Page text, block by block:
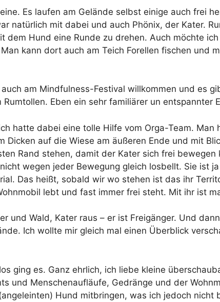
Es laufen am Gelände selbst einige auch frei
natürlich mit dabei und auch Phönix, der Kater.
dem Hund eine Runde zu drehen. Auch möchte
kann dort auch am Teich Forellen fischen und
am Mindfulness-Festival willkommen und es
Eben ein sehr familiärer un entspannter
hatte dabei eine tolle Hilfe vom Orga-Team.
Dicken auf die Wiese am äußeren Ende und mit
Rand stehen, damit der Kater sich frei
wegen jeder Bewegung gleich losbellt. Sie ist
Das heißt, sobald wir wo stehen ist das ihr
lebt und fast immer frei steht. Mit ihr ist
und Wald, Kater raus – er ist Freigänger. Und
Ich wollte mir gleich mal einen Überblick
ging es. Ganz ehrlich, ich liebe kleine
und Menschenaufläufe, Gedränge und der
Hund mitbringen, was ich jedoch nicht